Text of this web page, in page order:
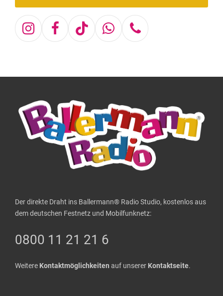
Instagram
Facebook
TiktokWhatsapp
Telefon
Der direkte Draht ins Ballermann® Radio Studio, kostenlos aus
dem deutschen Festnetz und Mobilfunknetz:
0800 11 21 21 6
Weitere Kontaktmöglichkeiten auf unserer Kontaktseite.